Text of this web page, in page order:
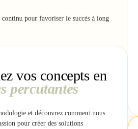
pour favoriser le succès à long
vos concepts en
percutantes
et découvrez comment nous
pour créer des solutions